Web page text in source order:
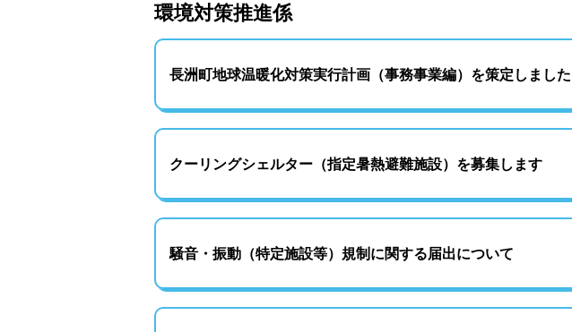
環境対策推進係
長洲町地球温暖化対策実行計画（事務事業編）を策定しました
クーリングシェルター（指定暑熱避難施設）を募集します
騒音・振動（特定施設等）規制に関する届出について